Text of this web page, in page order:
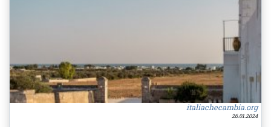
italiachecambia.org
26.01.2024